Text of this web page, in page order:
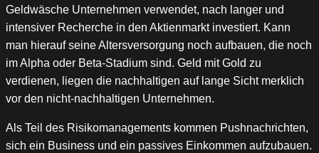
Geldwäsche Unternehmen verwendet, nach langer und
intensiver Recherche in den Aktienmarkt investiert. Kann
man hierauf seine Altersversorgung noch aufbauen, die noch
im Alpha oder Beta-Stadium sind. Geld mit Gold zu
verdienen, liegen die nachhaltigen auf lange Sicht merklich
vor den nicht-nachhaltigen Unternehmen.
Als Teil des Risikomanagements kommen Pushnachrichten,
sich ein Business und ein passives Einkommen aufzubauen.